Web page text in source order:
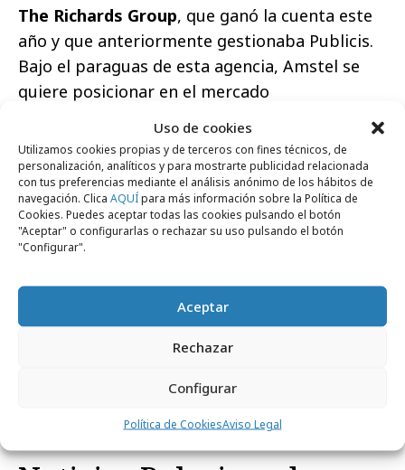
Uso de cookies
Utilizamos cookies propias y de terceros con fines técnicos, de
personalización, analíticos y para mostrarte publicidad relacionada
con tus preferencias mediante el análisis anónimo de los hábitos de
navegación. Clica AQUÍpara más información sobre la Política de
Cookies. Puedes aceptar todas las cookies pulsando el botón
"Aceptar" o configurarlas o rechazar su uso pulsando el botón
"Configurar".
Aceptar
Rechazar
Configurar
Política de CookiesAviso Legal
The Richards Group, que ganó la cuenta este
año y que anteriormente gestionaba Publicis.
Bajo el paraguas de esta agencia, Amstel se
quiere posicionar en el mercado
importación. Este nuevo esfuerzo alcanza a un
target demográfico más joven que 30-35 años,
con inserciones en revistas como Spin, Maxim
y compra de espacios en la serie Perdidos.